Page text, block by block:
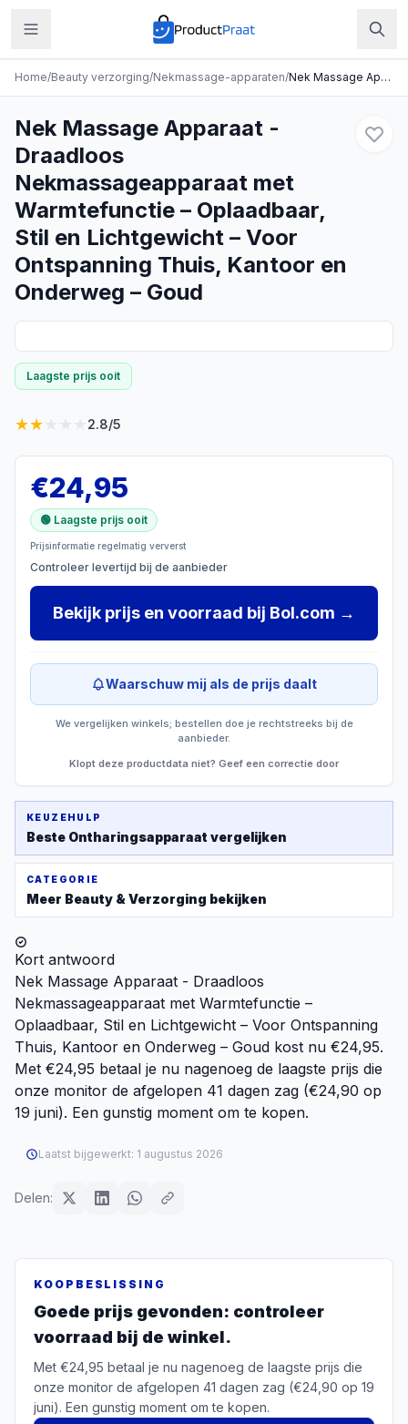
Home/Beauty verzorging/Nekmassage-apparaten/ Nek Massage Apparaat - Draadloos Nekmassageapparaat met Warmtefunctie – Oplaadbaar, Stil en Lichtgewicht – Voor Ontspanning Thuis, Kantoor en Onderweg – Goud
Nek Massage Apparaat -
Draadloos
Nekmassageapparaat met
Warmtefunctie – Oplaadbaar,
Stil en Lichtgewicht – Voor
Ontspanning Thuis, Kantoor en
Onderweg – Goud
Laagste prijs ooit
★★ 2.8/5
€24,95
🟢 Laagste prijs ooit
Prijsinformatie regelmatig ververst
Controleer levertijd bij de aanbieder
Bekijk prijs en voorraad bij Bol.com →
Waarschuw mij als de prijs daalt
We vergelijken winkels; bestellen doe je rechtstreeks bij de
aanbieder.
Klopt deze productdata niet? Geef een correctie door
KEUZEHULP
Beste Ontharingsapparaat vergelijken
CATEGORIE
Meer Beauty & Verzorging bekijken
Kort antwoord
Nek Massage Apparaat - Draadloos
Nekmassageapparaat met Warmtefunctie –
Oplaadbaar, Stil en Lichtgewicht – Voor Ontspanning
Thuis, Kantoor en Onderweg – Goud kost nu €24,95.
Met €24,95 betaal je nu nagenoeg de laagste prijs die
onze monitor de afgelopen 41 dagen zag (€24,90 op
19 juni). Een gunstig moment om te kopen.
Laatst bijgewerkt: 1 augustus 2026
Delen:
KOOPBESLISSING
Goede prijs gevonden: controleer
voorraad bij de winkel.
Met €24,95 betaal je nu nagenoeg de laagste prijs die
onze monitor de afgelopen 41 dagen zag (€24,90 op 19
juni). Een gunstig moment om te kopen.